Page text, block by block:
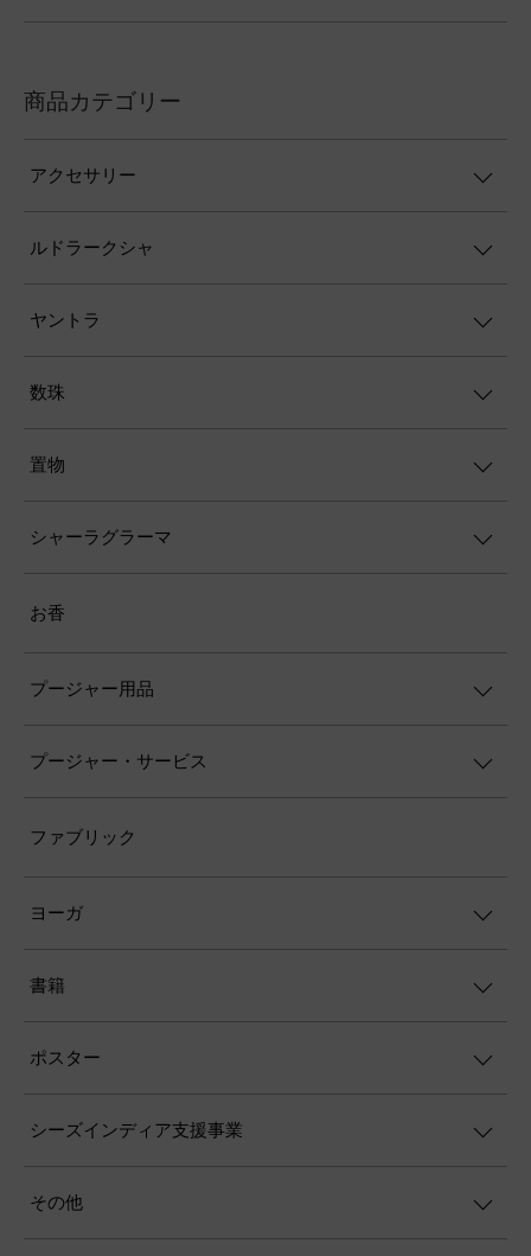
商品カテゴリー
アクセサリー
ルドラークシャ
ヤントラ
数珠
置物
シャーラグラーマ
お香
プージャー用品
プージャー・サービス
ファブリック
ヨーガ
書籍
ポスター
シーズインディア支援事業
その他